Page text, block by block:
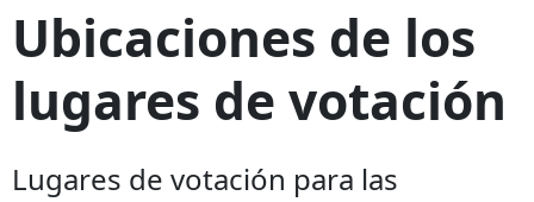
Ubicaciones de los
lugares de votación
Lugares de votación para las